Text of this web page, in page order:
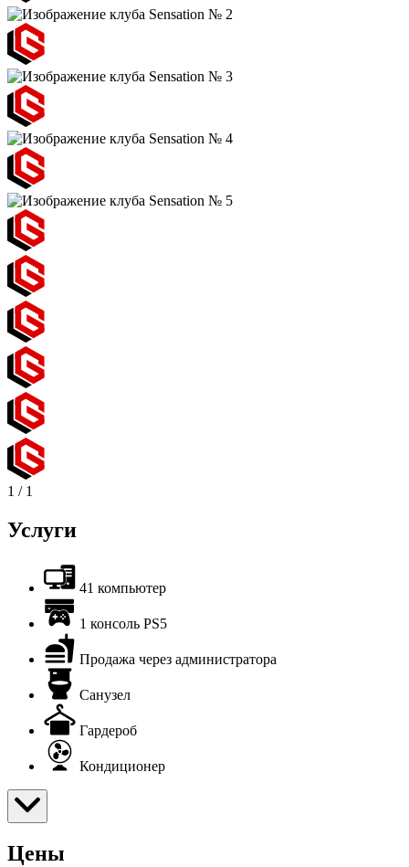
1 / 1
Услуги
41 компьютер
1 консоль PS5
Продажа через администратора
Санузел
Гардероб
Кондиционер
Цены